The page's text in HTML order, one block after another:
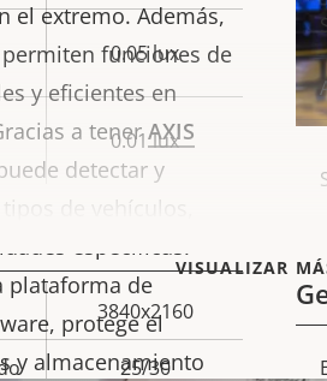
el extremo. Además,
funciones de
y eficientes en
a tenerAXIS
detectar y
de vehículos,
específicas.
plataforma de
protege el
y almacenamiento
VISUALIZAR
0.05 lux
0.01 lux
3840x2160
25/30